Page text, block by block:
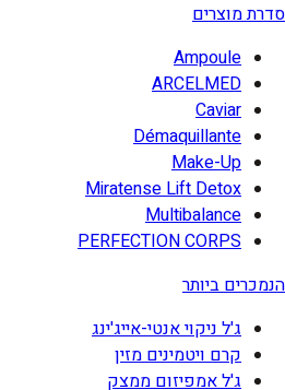
סדרת מוצרים
Ampoule
ARCELMED
Caviar
Démaquillante
Make-Up
Miratense Lift Detox
Multibalance
PERFECTION CORPS
הנמכרים ביותר
ג'ל ניקוי אנטי-אייג'ינג
קרם ויטמינים מזין
ג'ל אמפיזום ממצק